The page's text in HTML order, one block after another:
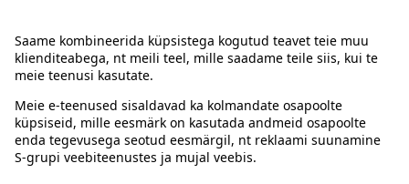
Juhised
Tingimused